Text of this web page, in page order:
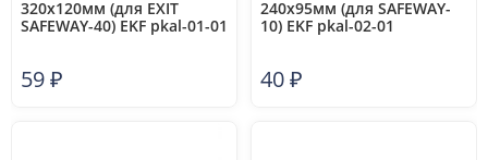
320х120мм (для EXIT
SAFEWAY-40) EKF pkal-01-01
59₽
240х95мм (для SAFEWAY-
10) EKF pkal-02-01
40₽